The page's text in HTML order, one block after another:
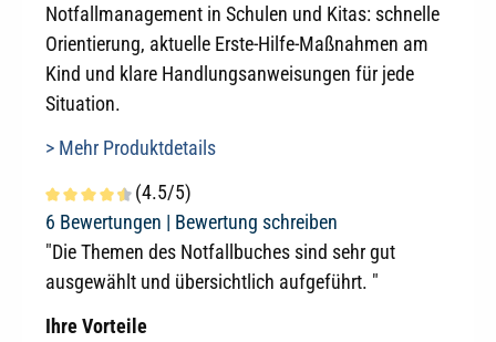
Notfallmanagement in Schulen und Kitas: schnelle
Orientierung, aktuelle Erste-Hilfe-Maßnahmen am
Kind und klare Handlungsanweisungen für jede
Situation.
> Mehr Produktdetails
Durchschnittliche Bewertung von 4.5 von 5 Sternen
(4.5/5)
6 Bewertungen | Bewertung schreiben
"Die Themen des Notfallbuches sind sehr gut
ausgewählt und übersichtlich aufgeführt. "
Ihre Vorteile